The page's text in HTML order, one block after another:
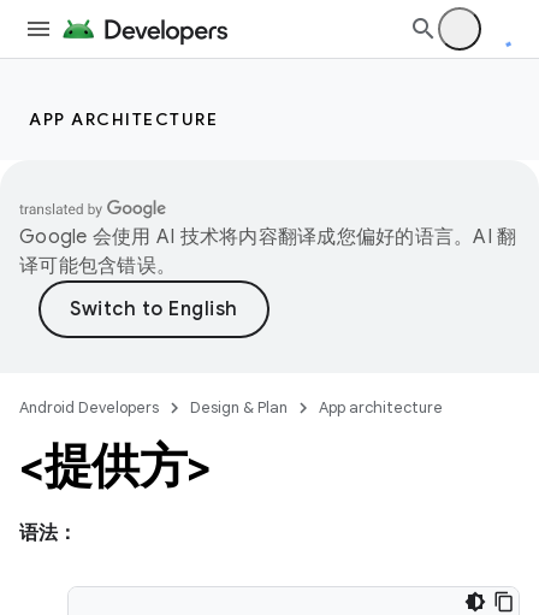
APP ARCHITECTURE
Google 会使用 AI 技术将内容翻译成您偏好的语言。AI 翻
译可能包含错误。
Android Developers Design & Plan App architecture
<提供方>
语法：